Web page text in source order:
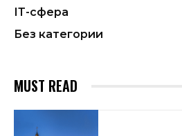
ІТ-сфера
Без категории
MUST READ